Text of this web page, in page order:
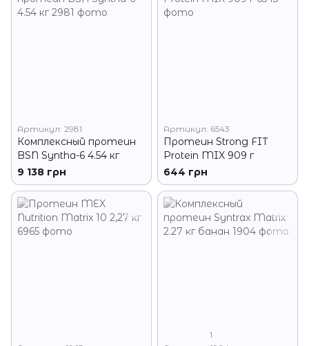
Артикул: 2981
Комплексный протеин
BSN Syntha-6 4.54 кг
9 138 грн
Артикул: 6543
Протеин Strong FIT
Protein MIX 909 г
644 грн
1